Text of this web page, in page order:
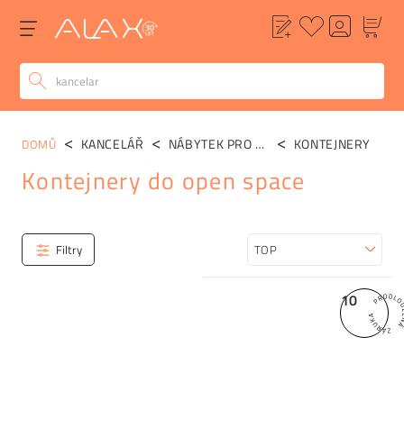
DOMŮ KANCELÁŘ NÁBYTEK PRO OPEN SPACE KONTEJNERY
Kontejnery do open space
Filtry Seřadit
10